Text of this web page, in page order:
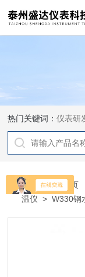
热门关键词：仪表研
当前位置：首页
温仪 > W330钢